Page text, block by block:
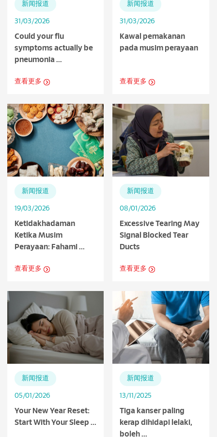
新闻报道
31/03/2026
Could your flu
symptoms actually be
pneumonia ...
查看更多
新闻报道
31/03/2026
Kawal pemakanan
pada musim perayaan
查看更多
新闻报道
19/03/2026
Ketidakhadaman
Ketika Musim
Perayaan: Fahami ...
查看更多
新闻报道
08/01/2026
Excessive Tearing May
Signal Blocked Tear
Ducts
查看更多
新闻报道
05/01/2026
Your New Year Reset:
Start With Your Sleep ...
新闻报道
13/11/2025
Tiga kanser paling
kerap dihidapi lelaki,
boleh ...